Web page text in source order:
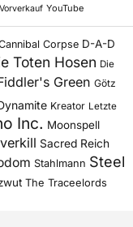
Vorverkauf YouTube
Corpse D-A-D
Toten Hosen Die
Green Götz
Kreator Letzte
Inc. Moonspell
Sacred Reich
Stahlmann Steel
The Traceelords